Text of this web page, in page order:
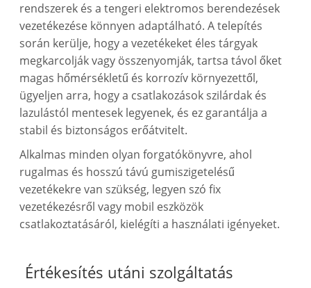
rendszerek és a tengeri elektromos berendezések
vezetékezése könnyen adaptálható. A telepítés
során kerülje, hogy a vezetékeket éles tárgyak
megkarcolják vagy összenyomják, tartsa távol őket
magas hőmérsékletű és korrozív környezettől,
ügyeljen arra, hogy a csatlakozások szilárdak és
lazulástól mentesek legyenek, és ez garantálja a
stabil és biztonságos erőátvitelt.
Alkalmas minden olyan forgatókönyvre, ahol
rugalmas és hosszú távú gumiszigetelésű
vezetékekre van szükség, legyen szó fix
vezetékezésről vagy mobil eszközök
csatlakoztatásáról, kielégíti a használati igényeket.
Értékesítés utáni szolgáltatás